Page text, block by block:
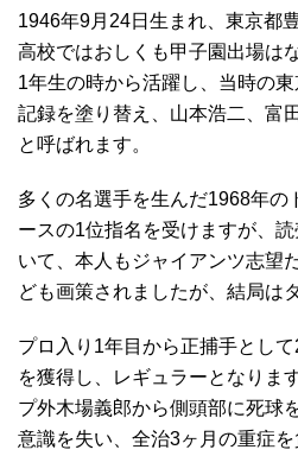
1946年9月24日生まれ、東京都
高校ではおしくも甲子園出場は
1年生の時から活躍し、当時の
記録を塗り替え、山本浩二、富
と呼ばれます。
多くの名選手を生んだ1968年の
ースの1位指名を受けますが、
いて、本人もジャイアンツ志望
ども画策されましたが、結局は
プロ入り1年目から正捕手とし
を獲得し、レギュラーとなりま
プ外木場義郎から側頭部に死球
意識を失い、全治3ヶ月の重症を